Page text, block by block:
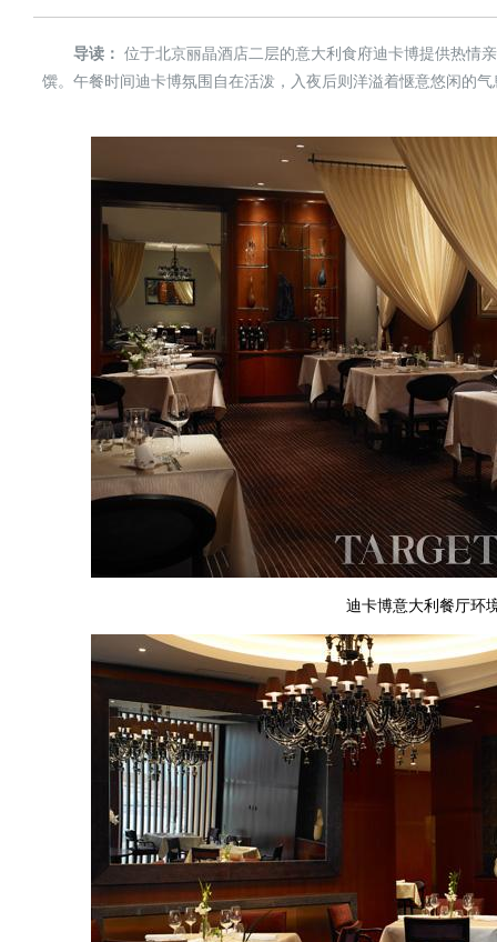
导读： 位于北京丽晶酒店二层的意大利食府迪卡博提供热情
馔。午餐时间迪卡博氛围自在活泼，入夜后则洋溢着惬意悠闲的气
迪卡博意大利餐厅环